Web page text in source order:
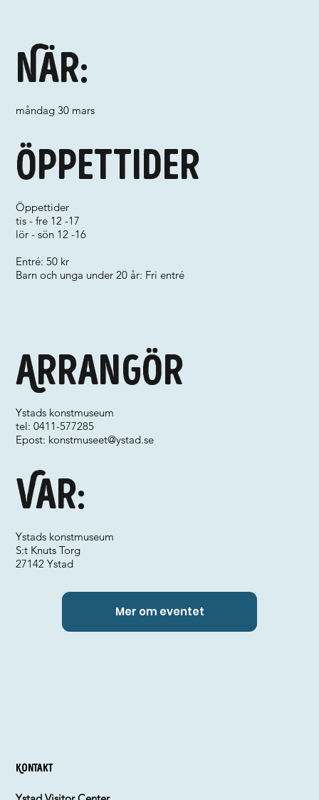
När:
måndag 30 mars
Var:
Arrangör
Ystads konstmuseum
tel: 0411-577285
Epost: konstmuseet@ystad.se
Ystads konstmuseum
S:t Knuts Torg
27142 Ystad
Öppettider
Öppettider
tis - fre 12 -17
lör - sön 12 -16
Entré: 50 kr
Barn och unga under 20 år: Fri entré
Mer om eventet
Kontakt